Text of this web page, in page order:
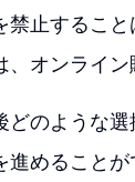
禁止するこ
、オンライ
どのような
進めること